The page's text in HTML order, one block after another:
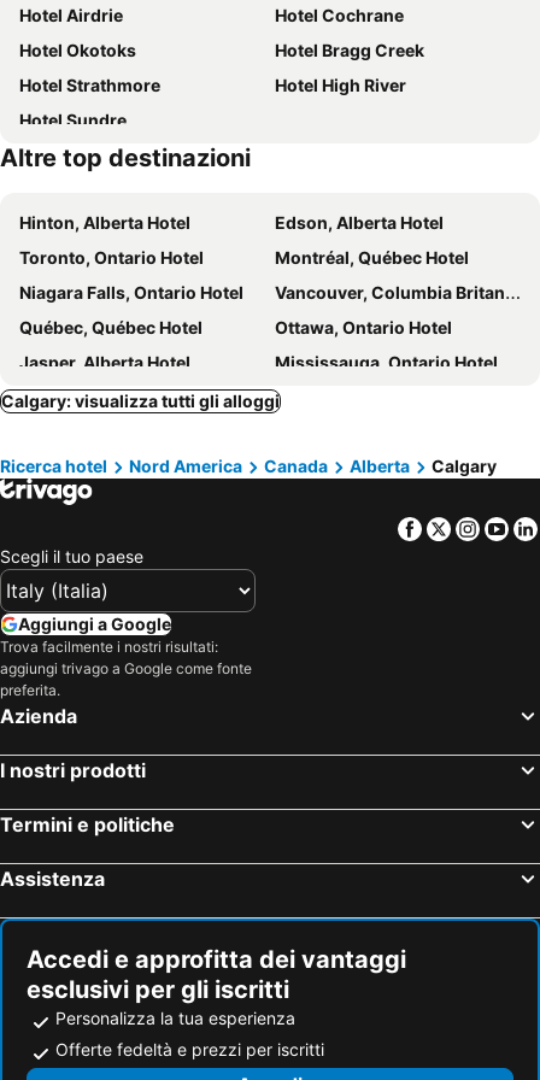
Best Western Premier Freeport Inn Calgary Airport
Element Calgary Downtown
Sait
Best Western Plus Calgary Centre Inn
Calgary Marriott Downtown Hotel
The Glenmore Inn & Convention Centre
Acclaim Hotel Calgary Airport
Hotel Arts
The Dorian, Autograph Collection
Le Germain Hotel Calgary
Holiday Inn Express Hotel & Suites Calgary by IHG
Hilton Garden Inn Calgary Downtown
Homewood Suites by Hilton Calgary Downtown
Carriage House Hotel & Conference Centre
Prairie Crest Calgary Airport
Sandman Hotel Calgary Airport
Hotel Airdrie
Hotel Cochrane
Hotel Okotoks
Hotel Bragg Creek
Hotel Strathmore
Hotel High River
Hotel Sundre
Altre top destinazioni
Hinton, Alberta Hotel
Edson, Alberta Hotel
Toronto, Ontario Hotel
Montréal, Québec Hotel
Niagara Falls, Ontario Hotel
Vancouver, Columbia Britannica Hotel
Québec, Québec Hotel
Ottawa, Ontario Hotel
Jasper, Alberta Hotel
Mississauga, Ontario Hotel
Banff, Alberta Hotel
Calgary: visualizza tutti gli alloggi
Ricerca hotel Nord America Canada Alberta Calgary
Facebook
Twitter
Scegli il tuo paese
Aggiungi a Google
Trova facilmente i nostri risultati:
aggiungi trivago a Google come fonte
preferita.
Azienda
I nostri prodotti
Termini e politiche
Assistenza
Accedi e approfitta dei vantaggi
esclusivi per gli iscritti
Personalizza la tua esperienza
Offerte fedeltà e prezzi per iscritti